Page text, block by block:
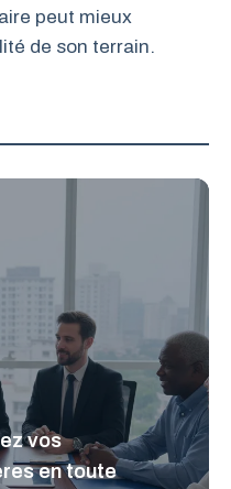
peut mieux
de son terrain.
vos
en toute